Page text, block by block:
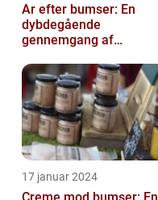
Ar efter bumser: En
dybdegående
gennemgang af
og forebyggelse
17 januar 2024